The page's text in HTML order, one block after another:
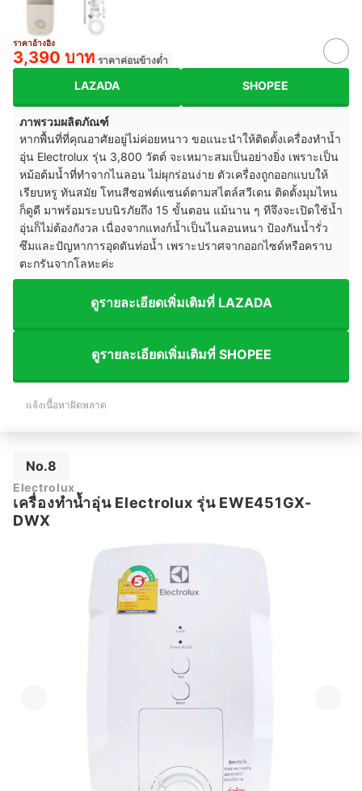
ราคาอ้างอิง
3,390 บาท ราคาค่อนข้างต่ำ
LAZADA SHOPEE
ภาพรวมผลิตภัณฑ์
หากพื้นที่ที่คุณอาศัยอยู่ไม่ค่อยหนาว ขอแนะนำให้ติดตั้งเครื่องทำน้ำ
อุ่น Electrolux รุ่น 3,800 วัตต์ จะเหมาะสมเป็นอย่างยิ่ง เพราะเป็น
หม้อต้มน้ำที่ทำจากไนลอน ไม่ผุกร่อนง่าย ตัวเครื่องถูกออกแบบให้
เรียบหรู ทันสมัย โทนสีซอฟต์แซนด์ตามสไตล์สวีเดน ติดตั้งมุมไหน
ก็ดูดี มาพร้อมระบบนิรภัยถึง 15 ขั้นตอน แม้นาน ๆ ทีจึงจะเปิดใช้น้ำ
อุ่นก็ไม่ต้องกังวล เนื่องจากแทงก์น้ำเป็นไนลอนหนา ป้องกันน้ำรั่ว
ซึมและปัญหาการอุดตันท่อน้ำ เพราะปราศจากออกไซด์หรือคราบ
ตะกรันจากโลหะค่ะ
ดูรายละเอียดเพิ่มเติมที่ LAZADA
ดูรายละเอียดเพิ่มเติมที่ SHOPEE
แจ้งเนื้อหาผิดพลาด
No.8
Electrolux
เครื่องทำน้ำอุ่น Electrolux รุ่น EWE451GX-
DWX